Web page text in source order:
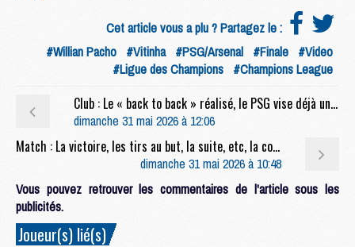
Cet article vous a plu ? Partagez le :
#Willian Pacho #Vitinha #PSG/Arsenal #Finale #Video
#Ligue des Champions #Champions League
Club : Le « back to back » réalisé, le PSG vise déjà une 3e étoile
dimanche 31 mai 2026 à 12:06
Match : La victoire, les tirs au but, la suite, etc, la conf' complète de Luis Enrique après PSG/Arsenal (1-1, 4-3 t.a.b.)
dimanche 31 mai 2026 à 10:48
Vous pouvez retrouver les commentaires de l'article sous les
publicités.
Joueur(s) lié(s)